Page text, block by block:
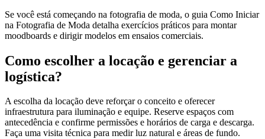
Se você está começando na fotografia de moda, o guia Como Iniciar
na Fotografia de Moda detalha exercícios práticos para montar
moodboards e dirigir modelos em ensaios comerciais.
Como escolher a locação e gerenciar a
logística?
A escolha da locação deve reforçar o conceito e oferecer
infraestrutura para iluminação e equipe. Reserve espaços com
antecedência e confirme permissões e horários de carga e descarga.
Faça uma visita técnica para medir luz natural e áreas de fundo.